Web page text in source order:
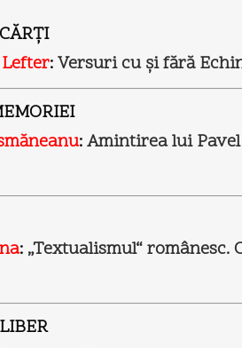
:Versuri cu şi fără
:Amintirea lui
: „Textualismul“ românesc.